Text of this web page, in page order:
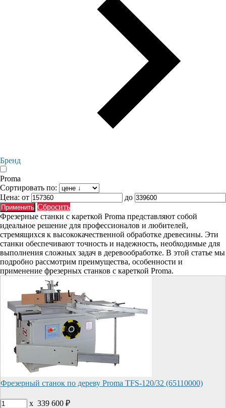
Бренд
Proma
Сортировать по:
Цена: от
до
Сбросить
Фрезерные станки с кареткой Proma представляют собой
идеальное решение для профессионалов и любителей,
стремящихся к высококачественной обработке древесины. Эти
станки обеспечивают точность и надежность, необходимые для
выполнения сложных задач в деревообработке. В этой статье мы
подробно рассмотрим преимущества, особенности и
применение фрезерных станков с кареткой Proma.
Фрезерный станок по дереву Proma TFS-120/32 (65110000)
x 339 600 ₽